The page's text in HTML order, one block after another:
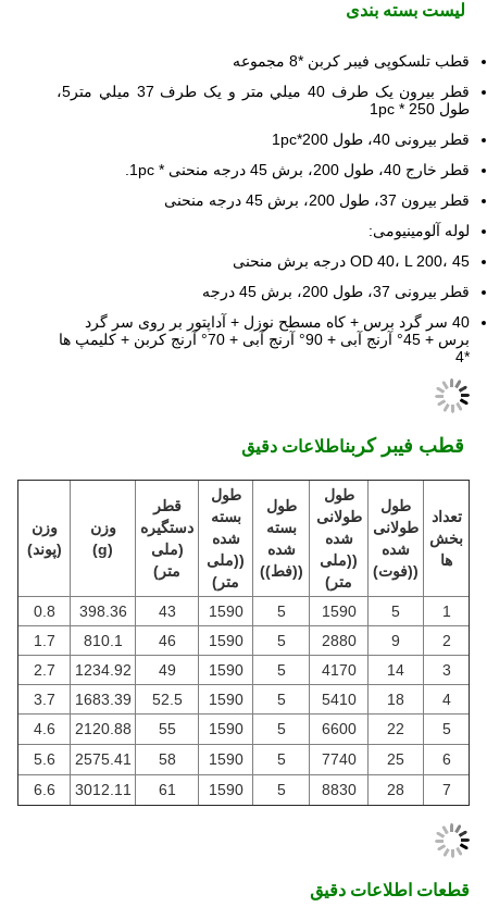
لیست بسته بندی
قطب تلسکوپی فیبر کربن *8 مجموعه
قطر بيرون يک طرف 40 ميلي متر و يک طرف 37 ميلي متر5،
طول 250 * 1pc
قطر بیرونی 40، طول 200*1pc
قطر خارج 40، طول 200، برش 45 درجه منحنی * 1pc.
قطر بيرون 37، طول 200، برش 45 درجه منحنی
لوله آلومینیومی:
OD 40، L 200، 45 درجه برش منحنی
قطر بیرونی 37، طول 200، برش 45 درجه
40 سر گرد برس + کاه مسطح نوزل + آداپتور بر روی سر گرد
برس + 45° آرنج آبی + 90° آرنج آبی + 70° آرنج کربن + کلیمپ ها
*4
️ قطب فیبر کربناطلاعات دقیق
تعداد
بخش
ها
طول
طولانی
شده
((فوت)
طول
طولانی
شده
((ملی
متر)
طول
بسته
شده
((فط))
طول
بسته
شده
((ملی
متر)
قطر
دستگیره
(ملی
متر)
وزن
(g)
وزن
(پوند)
1
5
1590
5
1590
43
398.36
0.8
2
9
2880
5
1590
46
810.1
1.7
3
14
4170
5
1590
49
1234.92
2.7
4
18
5410
5
1590
52.5
1683.39
3.7
5
22
6600
5
1590
55
2120.88
4.6
6
25
7740
5
1590
58
2575.41
5.6
7
28
8830
5
1590
61
3012.11
6.6
قطعات اطلاعات دقیق